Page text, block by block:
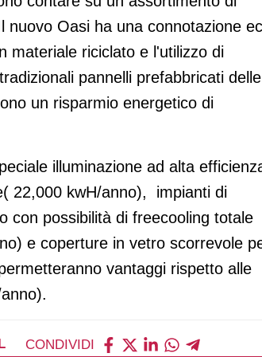
Oasi ha una connotazione
materiale riciclato e l'utilizzo di
pannelli prefabbricati delle
un risparmio energetico di
illuminazione ad alta
22,000 kwH/anno), impianti di
con possibilità di freecooling totale
e coperture in vetro scorrevole
vantaggi rispetto alle
CONDIVIDI